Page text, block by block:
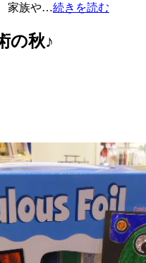
家族や…続きを読む
の秋♪